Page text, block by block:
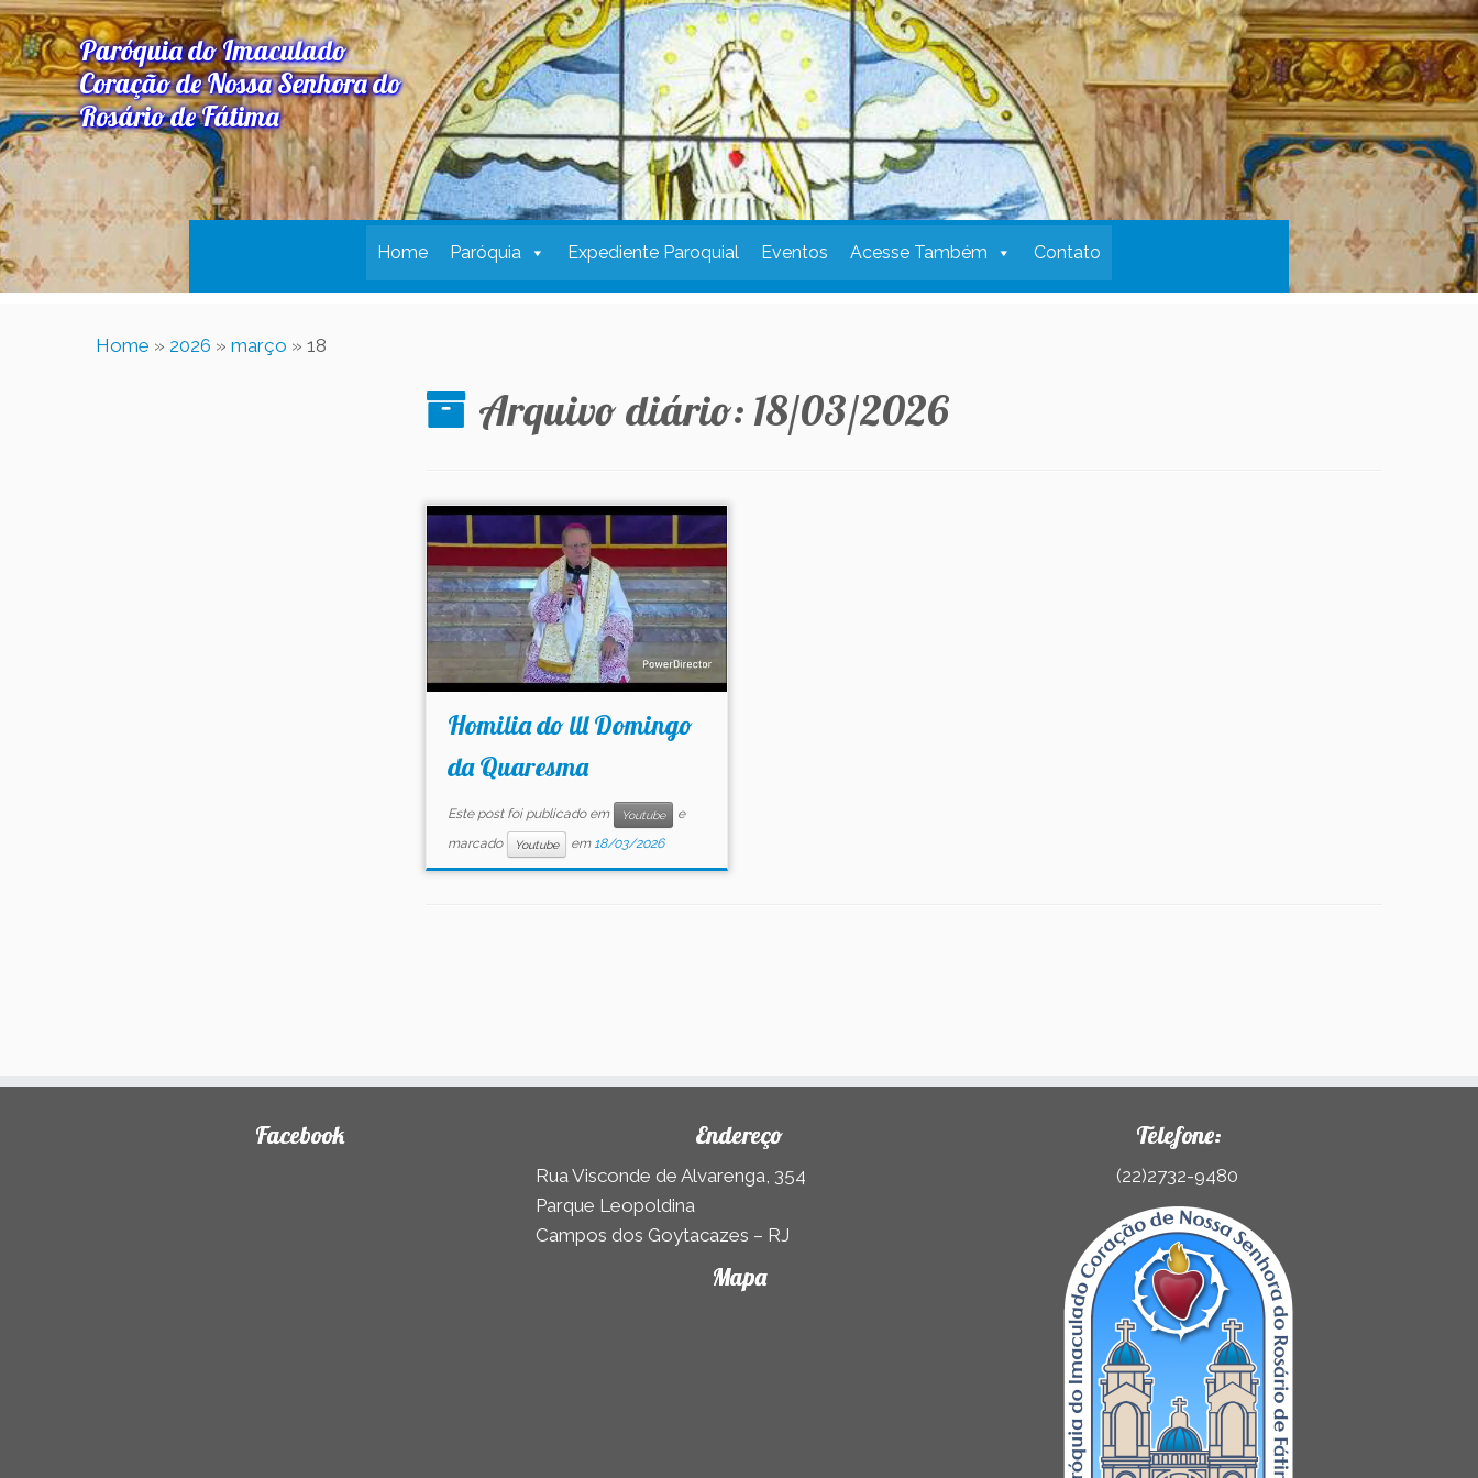
Paróquia do Imaculado
Coração de Nossa Senhora do
Rosário de Fátima
Home Paróquia Expediente Paroquial Eventos Acesse Também Contato
Home » 2026 » março » 18
Arquivo diário: 18/03/2026
Homilia do lll Domingo
da Quaresma
Este post foi publicado em Youtube
e
marcado
Youtube em 18/03/2026
Facebook Endereço
Rua Visconde de Alvarenga, 354
Parque Leopoldina
Campos dos Goytacazes – RJ
Mapa
Telefone:
(22)2732-9480